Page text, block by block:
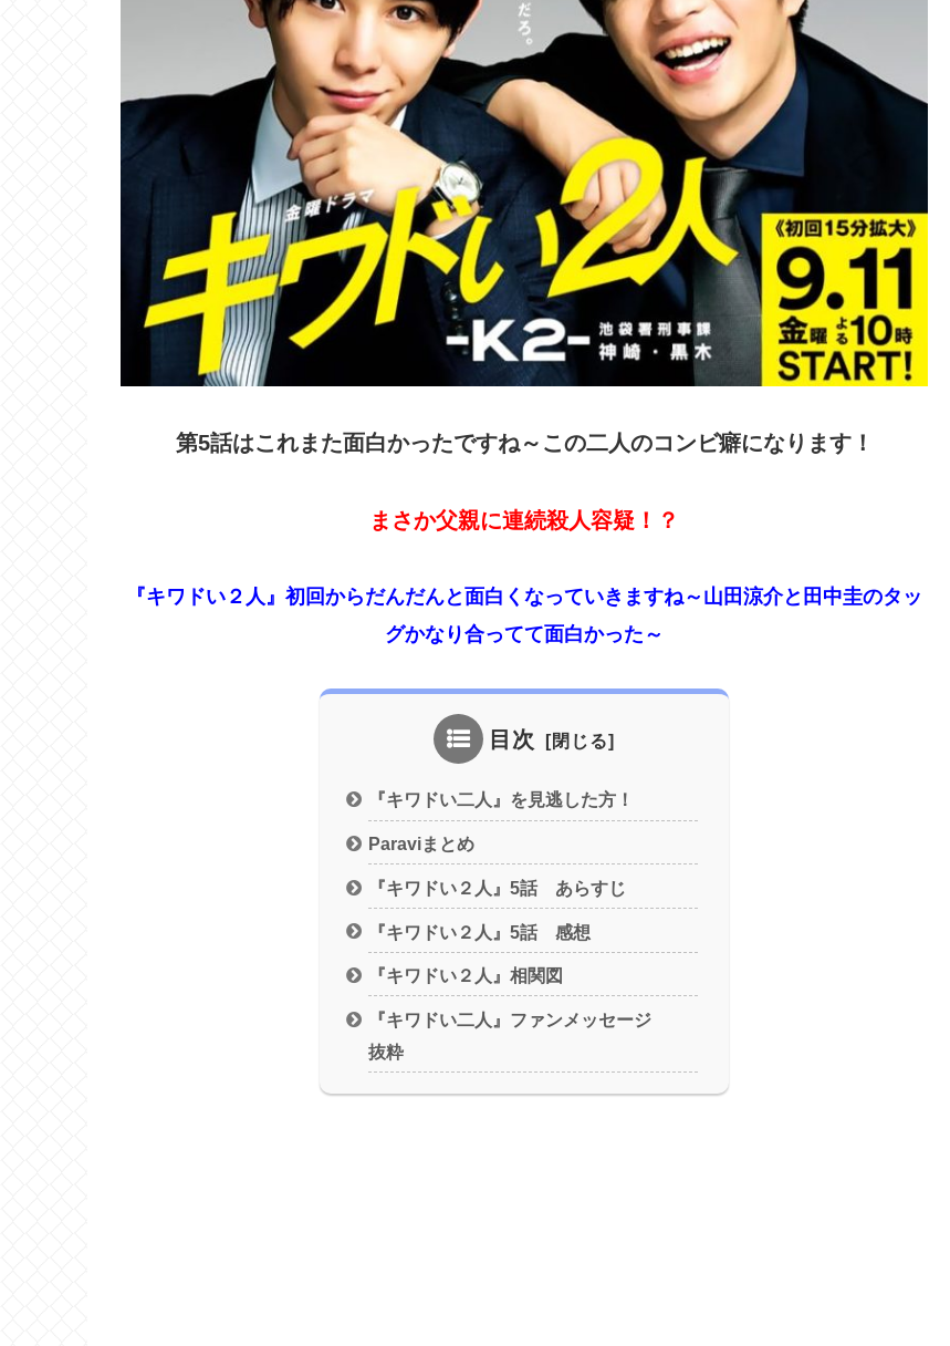
第5話はこれまた面白かったですね～この二人のコンビ癖になります！
まさか父親に連続殺人容疑！？
『キワドい２人』初回からだんだんと面白くなっていきますね～ 山田涼介と田中圭のタッ
グかなり合ってて面白かった～
目次
『キワドい二人』を見逃した方！
Paraviまとめ
『キワドい２人』5話 あらすじ
『キワドい２人』5話 感想
『キワドい２人』相関図
『キワドい二人』ファンメッセージ
抜粋